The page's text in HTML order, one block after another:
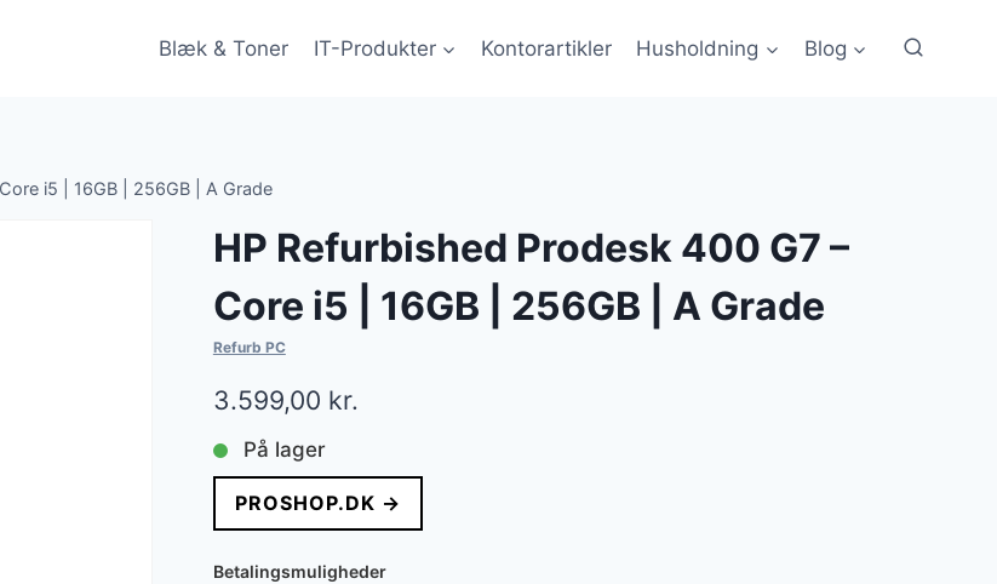
Blæk & Toner IT-Produkter Kontorartikler Husholdning Blog
i5 | 16GB | 256GB | A Grade
HP Refurbished Prodesk 400 G7 –
Core i5 | 16GB | 256GB | A Grade
Refurb PC
3.599,00 kr.
På lager
PROSHOP.DK →
Betalingsmuligheder